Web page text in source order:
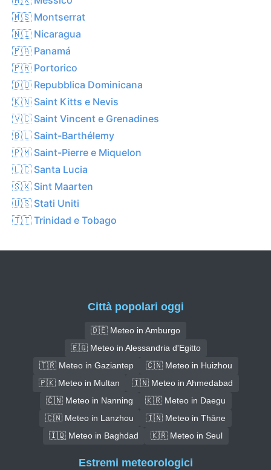
🇲🇸 Montserrat
🇳🇮 Nicaragua
🇵🇦 Panamá
🇵🇷 Portorico
🇩🇴 Repubblica Dominicana
🇰🇳 Saint Kitts e Nevis
🇻🇨 Saint Vincent e Grenadines
🇧🇱 Saint-Barthélemy
🇵🇲 Saint-Pierre e Miquelon
🇱🇨 Santa Lucia
🇸🇽 Sint Maarten
🇺🇸 Stati Uniti
🇹🇹 Trinidad e Tobago
Città popolari oggi
🇩🇪 Meteo in Amburgo
🇪🇬 Meteo in Alessandria d'Egitto
🇹🇷 Meteo in Gaziantep
🇨🇳 Meteo in Huizhou
🇵🇰 Meteo in Multan
🇮🇳 Meteo in Ahmedabad
🇨🇳 Meteo in Nanning
🇰🇷 Meteo in Daegu
🇨🇳 Meteo in Lanzhou
🇮🇳 Meteo in Thāne
🇮🇶 Meteo in Baghdad
🇰🇷 Meteo in Seul
Estremi meteorologici